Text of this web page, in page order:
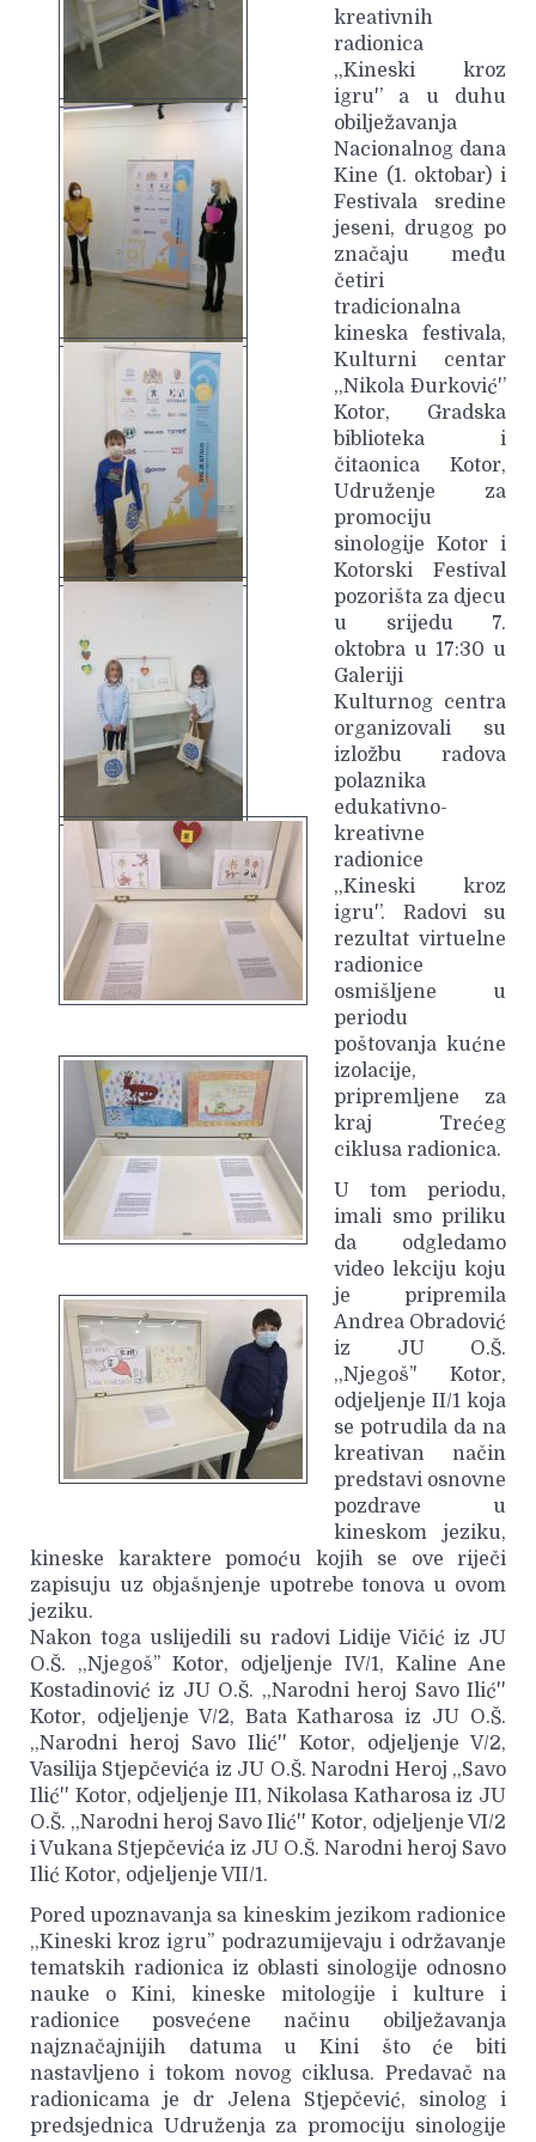
kreativnih
radionica
,,Kineski kroz
igru'’ a u duhu
obilježavanja
Nacionalnog dana
Kine (1. oktobar) i
Festivala sredine
jeseni, drugog po
značaju među
četiri
tradicionalna
kineska festivala,
Kulturni centar
,,Nikola Đurković'’
Kotor, Gradska
biblioteka i
čitaonica Kotor,
Udruženje za
promociju
sinologije Kotor i
Kotorski Festival
pozorišta za djecu
u srijedu 7.
oktobra u 17:30 u
Galeriji
Kulturnog centra
organizovali su
izložbu radova
polaznika
edukativno-
kreativne
radionice
,,Kineski kroz
igru'’. Radovi su
rezultat virtuelne
radionice
osmišljene u
periodu
poštovanja kućne
izolacije,
pripremljene za
kraj Trećeg
ciklusa radionica.
U tom periodu,
imali smo priliku
da odgledamo
video lekciju koju
je pripremila
Andrea Obradović
iz JU O.Š.
,,Njegoš’' Kotor,
odjeljenje II/1 koja
se potrudila da na
kreativan način
predstavi osnovne
pozdrave u
kineskom jeziku,
kineske karaktere pomoću kojih se ove riječi
zapisuju uz objašnjenje upotrebe tonova u ovom
jeziku.
Nakon toga uslijedili su radovi Lidije Vičić iz JU
O.Š. ,,Njegoš’’ Kotor, odjeljenje IV/1, Kaline Ane
Kostadinović iz JU O.Š. ,,Narodni heroj Savo Ilić''
Kotor, odjeljenje V/2, Bata Katharosa iz JU O.Š.
,,Narodni heroj Savo Ilić'' Kotor, odjeljenje V/2,
Vasilija Stjepčevića iz JU O.Š. Narodni Heroj ,,Savo
Ilić'' Kotor, odjeljenje II1, Nikolasa Katharosa iz JU
O.Š. ,,Narodni heroj Savo Ilić'' Kotor, odjeljenje VI/2
i Vukana Stjepčevića iz JU O.Š. Narodni heroj Savo
Ilić Kotor, odjeljenje VII/1.
Pored upoznavanja sa kineskim jezikom radionice
,,Kineski kroz igru’’ podrazumijevaju i održavanje
tematskih radionica iz oblasti sinologije odnosno
nauke o Kini, kineske mitologije i kulture i
radionice posvećene načinu obilježavanja
najznačajnijih datuma u Kini što će biti
nastavljeno i tokom novog ciklusa. Predavač na
radionicama je dr Jelena Stjepčević, sinolog i
predsjednica Udruženja za promociju sinologije